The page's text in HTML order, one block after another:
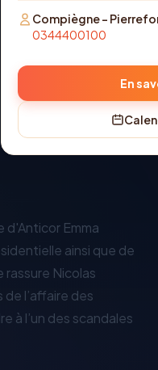
Compiègne -
0344400100
En
Emma
ainsi que de
rassure Nicolas
de l’affaire des
à l’un des scandales